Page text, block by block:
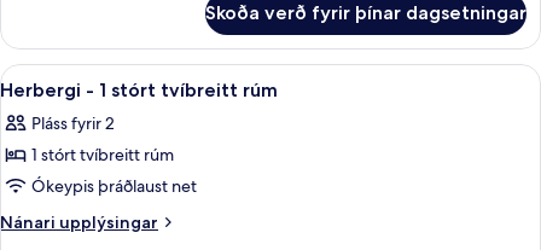
með
svefnsófa
(Sofa
Sleeper,
View,
2
Rooms)
-
stórt
tvíbreitt
rúm
með
svefnsófa
(Sofa
Sleeper,
View,
Skoða verð fyrir þínar dagsetningar
Skoða
allar
myndir
fyrir
Herbergi
-
Rúmföt af bestu gerð, öryggishólf í
4
Herbergi - 1 stórt tvíbreitt rúm
Pláss fyrir 2
1 stórt tvíbreitt rúm
Ókeypis þráðlaust net
Nánari upplýsingar
Nánari